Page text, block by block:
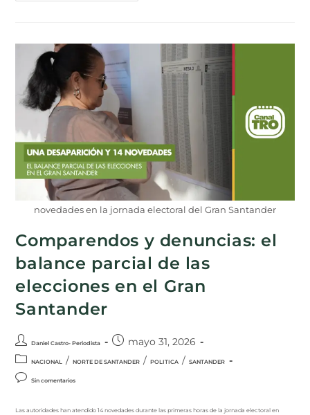
novedades en la jornada electoral del Gran Santander
Comparendos y denuncias: el
balance parcial de las
elecciones en el Gran
Santander
Daniel Castro- Periodista mayo 31, 2026
NACIONAL / NORTE DE SANTANDER / POLITICA / SANTANDER
Sin comentarios
Las autoridades han atendido 14 novedades durante las primeras horas de la jornada electoral en